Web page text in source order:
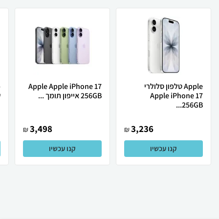
Apple טלפון סלולרי
Apple iPhone 17
256GB...
3,236
₪
קנו עכשיו
Apple Apple iPhone 17
256GB אייפון תומך ...
3,498
₪
קנו עכשיו